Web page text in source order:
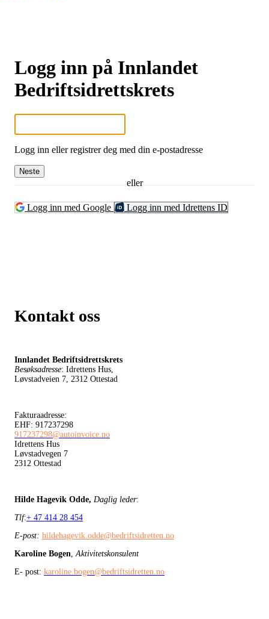
Logg inn på Innlandet
Bedriftsidrettskrets
Logg inn eller registrer deg med din e-postadresse
Neste
eller
Logg inn med Google Logg inn med Idrettens ID
Kontakt oss
Innlandet Bedriftsidrettskrets
Besøksadresse: Idrettens Hus,
Løvstadveien 7, 2312 Ottestad
Fakturaadresse:
EHF: 917237298
917237298@autoinvoice.no
Idrettens Hus
Løvstadvegen 7
2312 Ottestad
Hilde Hagevik Odde, Daglig leder:
Tlf:+ 47 414 28 454
E-post: hildehagevik.odde@bedriftsidretten.no
Karoline Bogen Aktivitetskonsulent
E- post: karoline.bogen@bedriftsidretten.no